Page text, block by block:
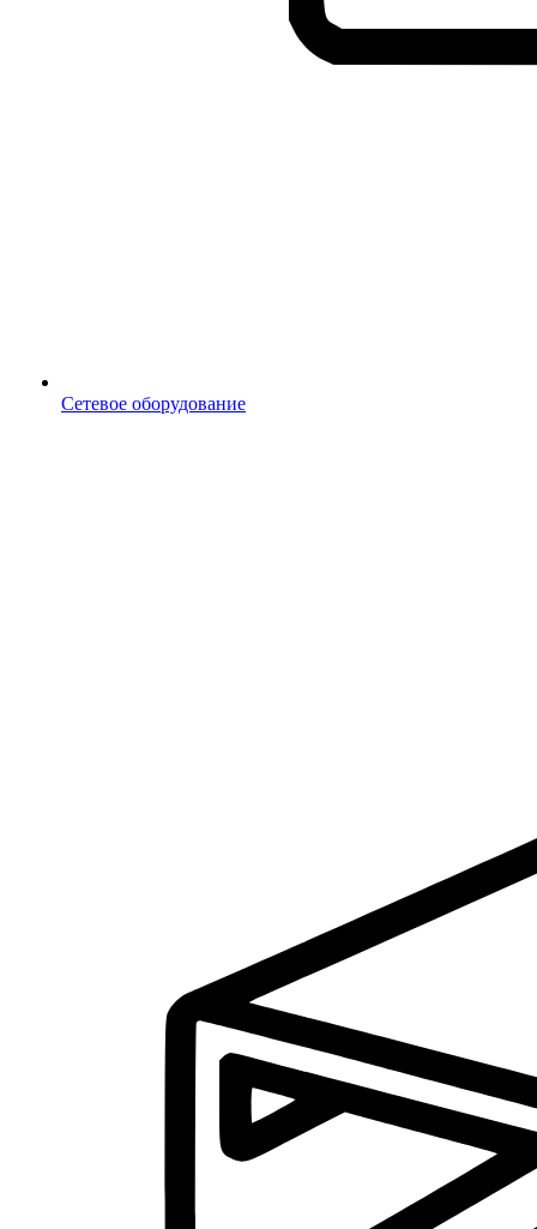
Сетевое оборудование